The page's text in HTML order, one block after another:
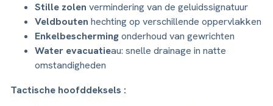
Stille zolen vermindering van de geluidssignatuur
Veldbouten hechting op verschillende oppervlakken
Enkelbeschermingonderhoud van gewrichten
Water evacuatieau: snelle drainage in natte
omstandigheden
Tactische hoofddeksels :